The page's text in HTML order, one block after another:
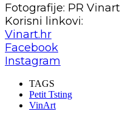
Fotografije: PR Vinart
Korisni linkovi:
Vinart.hr
Facebook
Instagram
TAGS
Petit Tsting
VinArt